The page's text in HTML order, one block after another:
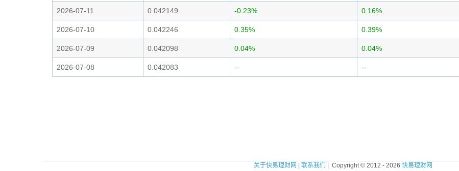
2026-07-11 0.042149 -0.23% 0.16%
2026-07-10 0.042246 0.35% 0.39%
2026-07-09 0.042098 0.04% 0.04%
2026-07-08 0.042083 -- --
关于快易理财网 联系我们 | Copyright © 2012 - 2026 快易理财网